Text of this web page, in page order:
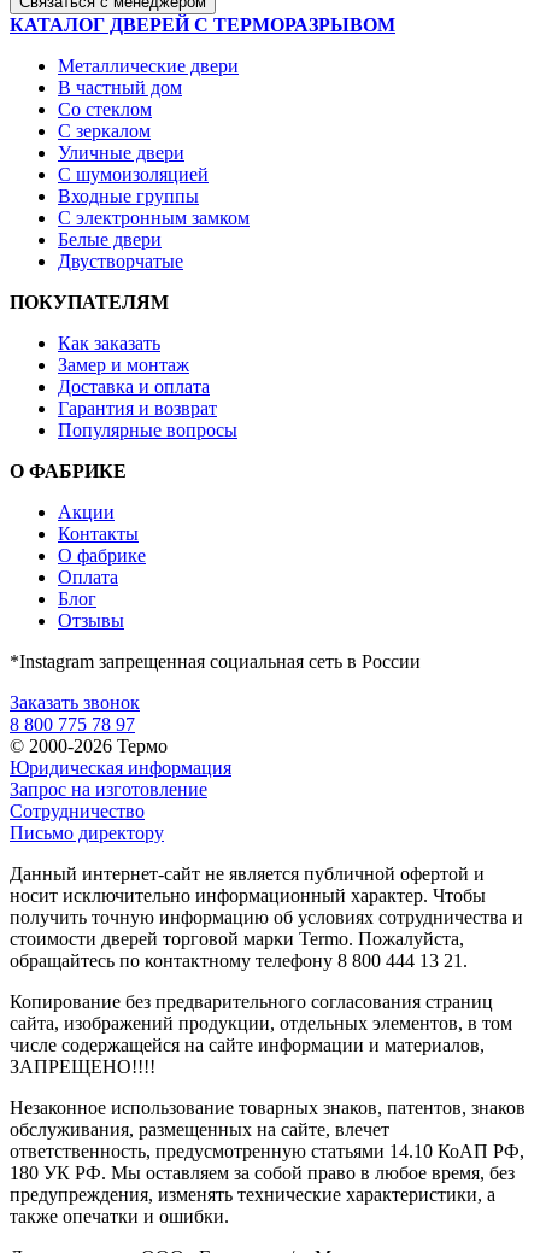
КАТАЛОГ ДВЕРЕЙ С ТЕРМОРАЗРЫВОМ
Металлические двери
В частный дом
Со стеклом
С зеркалом
Уличные двери
С шумоизоляцией
Входные группы
С электронным замком
Белые двери
Двустворчатые
ПОКУПАТЕЛЯМ
Как заказать
Замер и монтаж
Доставка и оплата
Гарантия и возврат
Популярные вопросы
О ФАБРИКЕ
Акции
Контакты
О фабрике
Оплата
Блог
Отзывы
*Instagram запрещенная социальная сеть в России
Заказать звонок
8 800 775 78 97
© 2000-2026 Термо
Юридическая информация
Запрос на изготовление
Сотрудничество
Письмо директору
Данный интернет-сайт не является публичной офертой и
носит исключительно информационный характер. Чтобы
получить точную информацию об условиях сотрудничества и
стоимости дверей торговой марки Termo. Пожалуйста,
обращайтесь по контактному телефону 8 800 444 13 21.
Копирование без предварительного согласования страниц
сайта, изображений продукции, отдельных элементов, в том
числе содержащейся на сайте информации и материалов,
ЗАПРЕЩЕНО!!!!
Незаконное использование товарных знаков, патентов, знаков
обслуживания, размещенных на сайте, влечет
ответственность, предусмотренную статьями 14.10 КоАП РФ,
180 УК РФ. Мы оставляем за собой право в любое время, без
предупреждения, изменять технические характеристики, а
также опечатки и ошибки.